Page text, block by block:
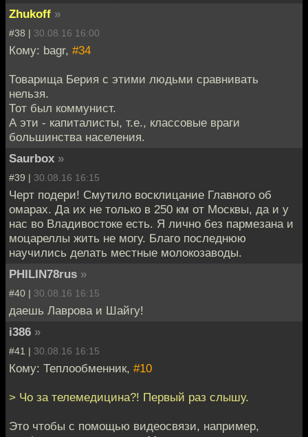
Zhukoff »
#38 | 30.08.16 16:00
Кому: bagr, #34
Товарища Берия с этими людьми сравнивать
нельзя.
Тот был коммунист.
А эти - капиталисты, т.е., классовые враги
большинства населения.
Saurbox »
#39 | 30.08.16 16:15
Черт подери! Смутило восклицание Главного об
омарах. Да их не только в 250 км от Москвы, да и у
нас во Владивостоке есть. Я лично без пармезана и
моцареллы жить не могу. Благо последнюю
научились делать местные молокозаводы.
PHILIN78rus »
#40 | 30.08.16 16:15
даешь Лаврова и Шайгу!
i386 »
#41 | 30.08.16 16:15
Кому: Теплообменник, #10
> Чо за телемедицина?! Первый раз слышу.
Это чтобы с помощью видеосвязи, например,